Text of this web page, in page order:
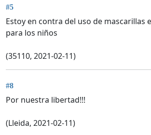
#5
Estoy en contra del uso de mascarillas
para los niños
(35110, 2021-02-11)
#8
Por nuestra libertad!!!
(Lleida, 2021-02-11)